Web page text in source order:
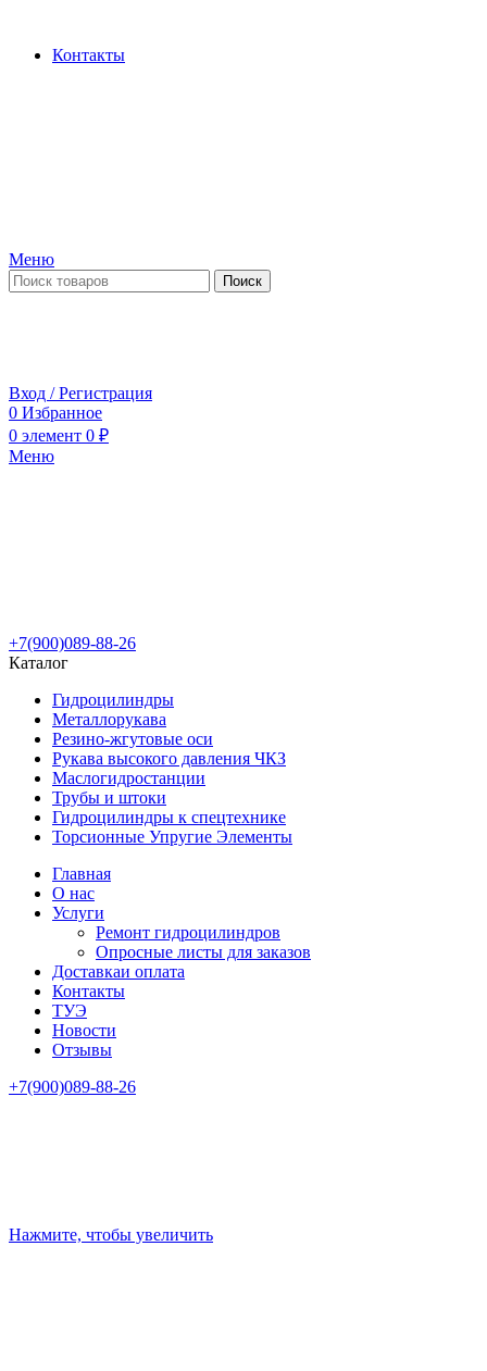
Контакты
Меню
Поиск
Вход / Регистрация
0 Избранное
0 элемент 0 ₽
Меню
+7(900)089-88-26
Каталог
Гидроцилиндры
Металлорукава
Резино-жгутовые оси
Рукава высокого давления ЧКЗ
Маслогидростанции
Трубы и штоки
Гидроцилиндры к спецтехнике
Торсионные Упругие Элементы
Главная
О нас
Услуги
Ремонт гидроцилиндров
Опросные листы для заказов
Доставкаи оплата
Контакты
ТУЭ
Новости
Отзывы
+7(900)089-88-26
Нажмите, чтобы увеличить